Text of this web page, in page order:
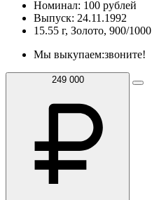
Номинал: 100 рублей
Выпуск: 24.11.1992
15.55 г, Золото, 900/1000
Мы выкупаем:звоните!
249 000